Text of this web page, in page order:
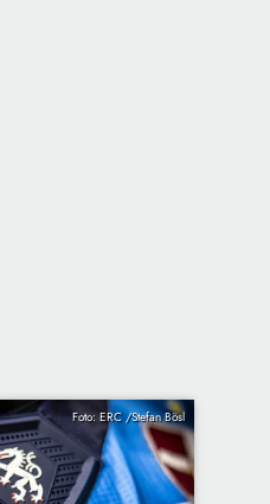
Foto: ERC /Stefan Bösl